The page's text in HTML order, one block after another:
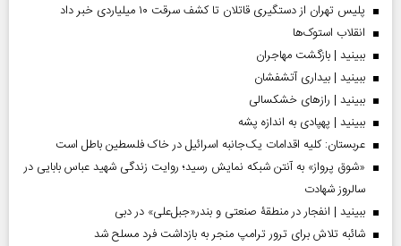
پلیس تهران از دستگیری قاتلان تا کشف سرقت ۱۰ میلیاردی خبر داد
انقلاب استوک‌ها
ببینید | بازگشت مهاجران
ببینید | بیداری آتشفشان
ببینید | رازهای خشکسالی
ببینید | پهپادی به اندازه پشه
عربستان: کلیه اقدامات یک‌جانبه اسرائیل در خاک فلسطین باطل است
«شوق پرواز» به آنتن شبکه نمایش رسید؛ روایت زندگی شهید عباس بابایی در
سالروز شهادت
ببینید | انفجار در منطقۀ صنعتی و بندر«جبل‌علی» در دبی
شائبه تلاش برای ترور ترامپ منجر به بازداشت فرد مسلح شد